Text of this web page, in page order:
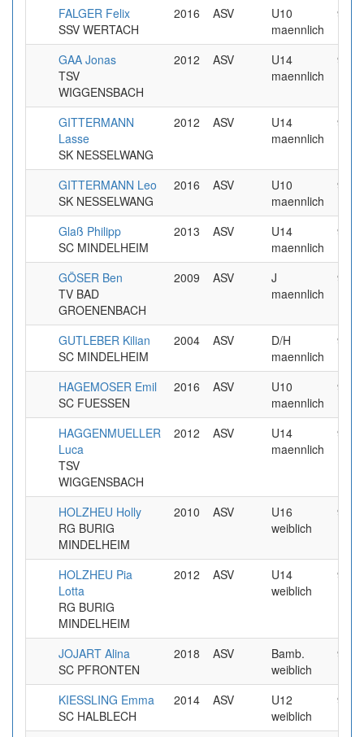
FALGER Felix
SSV WERTACH
2016 ASV
U10
maennlich
GAA Jonas
TSV
WIGGENSBACH
2012 ASV
U14
maennlich
GITTERMANN
Lasse
SK NESSELWANG
2012 ASV
U14
maennlich
GITTERMANN Leo
SK NESSELWANG
2016 ASV
U10
maennlich
Glaß Philipp
SC MINDELHEIM
2013 ASV
U14
maennlich
GÖSER Ben
TV BAD
GROENENBACH
2009 ASV
J
maennlich
GUTLEBER Kilian
SC MINDELHEIM
2004 ASV
D/H
maennlich
HAGEMOSER Emil
SC FUESSEN
2016 ASV
U10
maennlich
HAGGENMUELLER
Luca
TSV
WIGGENSBACH
2012 ASV
U14
maennlich
HOLZHEU Holly
RG BURIG
MINDELHEIM
2010 ASV
U16
weiblich
HOLZHEU Pia
Lotta
RG BURIG
MINDELHEIM
2012 ASV
U14
weiblich
JOJART Alina
SC PFRONTEN
2018 ASV
Bamb.
weiblich
KIESSLING Emma
SC HALBLECH
2014 ASV
U12
weiblich